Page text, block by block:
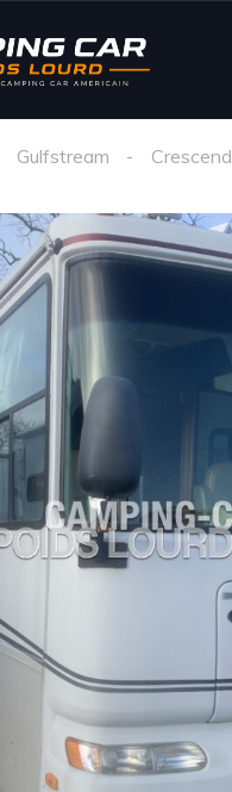
Gulfstream